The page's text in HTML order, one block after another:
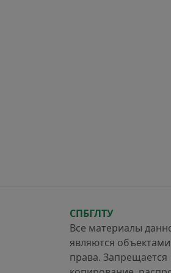
СПБГЛТУ
Все материалы
являются
права. Запрещается